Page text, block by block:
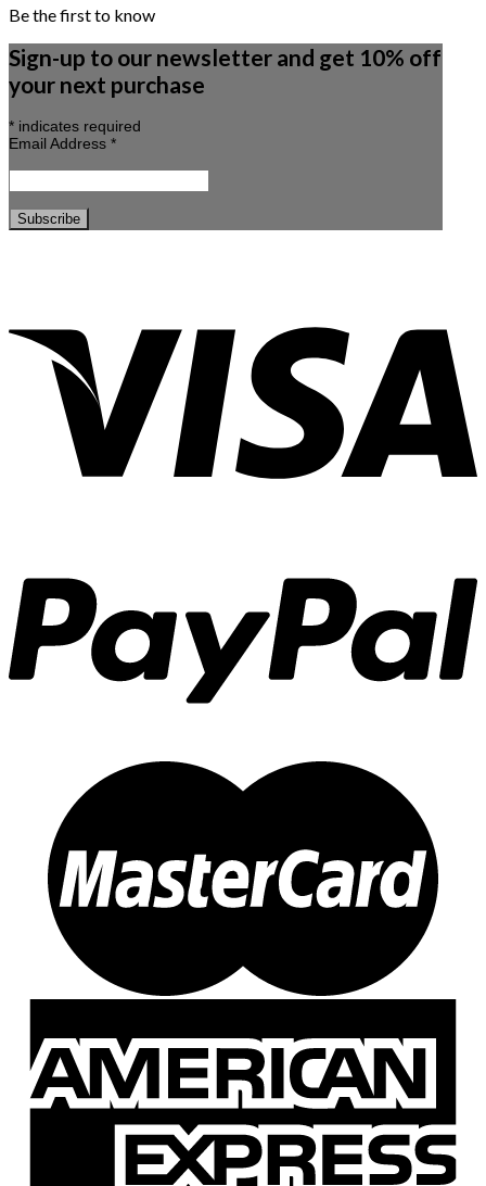
Be the first to know
Sign-up to our newsletter and get 10% off
your next purchase
* indicates required
Email Address *